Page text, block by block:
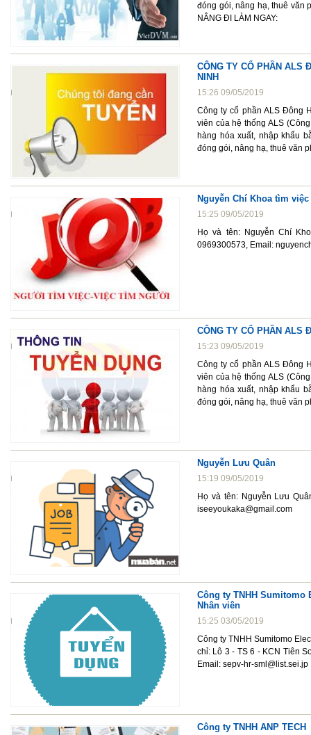
đóng gói, nâng hạ, thuê văn
NÂNG ĐI LÀM NGAY:
CÔNG TY CỔ PHẦN ALS
NINH
15:26 09/05/2019
Công ty cổ phần ALS Đông
viên của hệ thống ALS
hàng hóa xuất, nhập khẩu
đóng gói, nâng hạ, thuê văn
Nguyễn Chí Khoa tìm
15:25 09/05/2019
Họ và tên: Nguyễn Chí
0969300573, Email:
CÔNG TY CỔ PHẦN ALS
15:23 09/05/2019
Công ty cổ phần ALS Đông
viên của hệ thống ALS
hàng hóa xuất, nhập khẩu
đóng gói, nâng hạ, thuê văn
Nguyễn Lưu Quân
15:19 09/05/2019
Họ và tên: Nguyễn Lưu
iseeyoukaka@gmail.com
Công ty TNHH
Nhân viên
15:25 03/05/2019
Công ty TNHH Sumitomo
chỉ: Lô 3 - TS 6 - KCN Tiên
Email: sepv-hr-sml@list.sei.jp
Công ty TNHH ANP TECH